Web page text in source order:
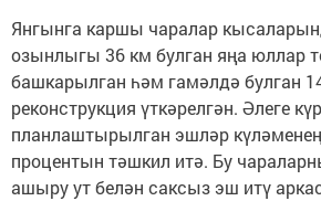
Янгынга каршы чаралар
озынлыгы 36 км булган яңа юллар
башкарылган һәм гамәлдә булган
реконструкция үткәрелгән. Әлеге
планлаштырылган эшләр
процентын тәшкил итә. Бу
ашыру ут белән саксыз эш итү